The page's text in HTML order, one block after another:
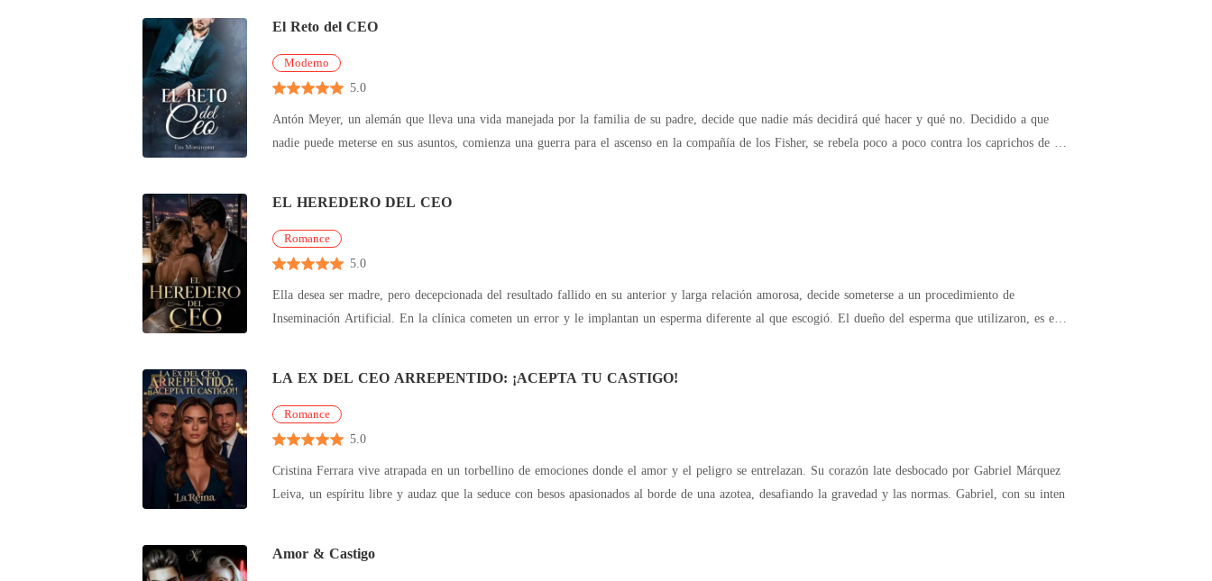
El Reto del CEO
Moderno
5.0
Antón Meyer, un alemán que lleva una vida manejada por la familia de su padre, decide que nadie más decidirá qué hacer y qué no. Decidido a que
nadie puede meterse en sus asuntos, comienza una guerra para el ascenso en la compañía de los Fisher, se rebela poco a poco contra los caprichos de su
EL HEREDERO DEL CEO
Romance
5.0
Ella desea ser madre, pero decepcionada del resultado fallido en su anterior y larga relación amorosa, decide someterse a un procedimiento de
Inseminación Artificial. En la clínica cometen un error y le implantan un esperma diferente al que escogió. El dueño del esperma que utilizaron, es el
LA EX DEL CEO ARREPENTIDO: ¡ACEPTA TU CASTIGO!
Romance
5.0
Cristina Ferrara vive atrapada en un torbellino de emociones donde el amor y el peligro se entrelazan. Su corazón late desbocado por Gabriel Márquez
Leiva, un espíritu libre y audaz que la seduce con besos apasionados al borde de una azotea, desafiando la gravedad y las normas. Gabriel, con su inten
Amor & Castigo